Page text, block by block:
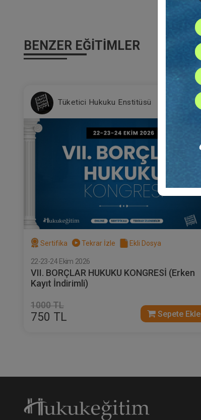
BENZER EĞITIMLER
Tüketici Hukuku Enstitüsü
Sertifika Tekrar İzle Ekli Dosya
22-23-24 Ekim 2026
VII. BORÇLAR HUKUKU KONGRESİ (Erken
Kayıt İndirimli)
1000 TL
750 TL Sepete Ekle